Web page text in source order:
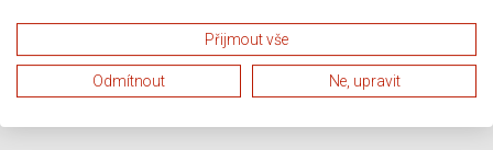
Přijmout vše
Odmítnout Ne, upravit